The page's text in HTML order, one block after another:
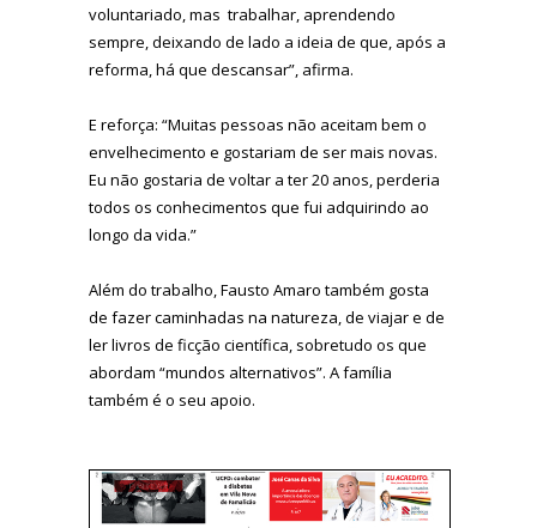
voluntariado, mas trabalhar, aprendendo
sempre, deixando de lado a ideia de que, após a
reforma, há que descansar”, afirma.
E reforça: “Muitas pessoas não aceitam bem o
envelhecimento e gostariam de ser mais novas.
Eu não gostaria de voltar a ter 20 anos, perderia
todos os conhecimentos que fui adquirindo ao
longo da vida.”
Além do trabalho, Fausto Amaro também gosta
de fazer caminhadas na natureza, de viajar e de
ler livros de ficção científica, sobretudo os que
abordam “mundos alternativos”. A família
também é o seu apoio.